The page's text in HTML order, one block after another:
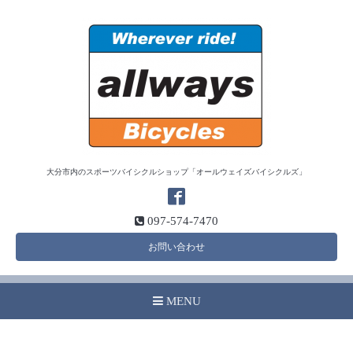
大分市内のスポーツバイシクルショップ「オールウェイズバイシクルズ」
097-574-7470
お問い合わせ
MENU